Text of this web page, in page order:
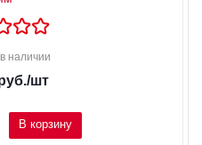
наличии
/шт
В корзину